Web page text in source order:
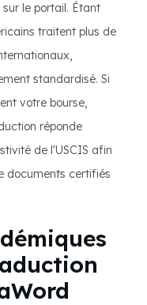
le portail. Étant
traitent plus de
standardisé. Si
votre bourse,
réponde
de l'USCIS afin
documents certifiés